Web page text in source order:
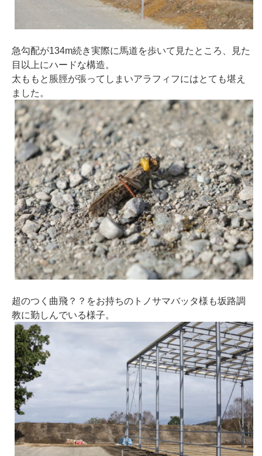
急勾配が134m続き実際に馬道を歩いて見たところ、見た
目以上にハードな構造。
太ももと脹脛が張ってしまいアラフィフにはとても堪え
ました。
超のつく曲飛？？をお持ちのトノサマバッタ様も坂路調
教に勤しんでいる様子。